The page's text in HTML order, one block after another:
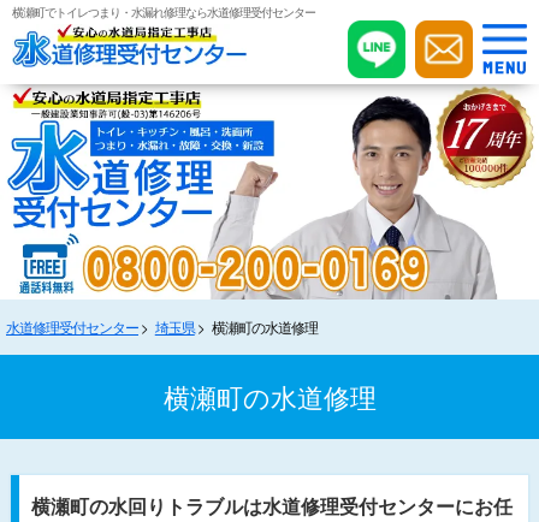
横瀬町でトイレつまり・水漏れ修理なら水道修理受付センター
水道修理受付センター 埼玉県 横瀬町の水道修理
横瀬町の水道修理
横瀬町の水回りトラブルは水道修理受付センターにお任